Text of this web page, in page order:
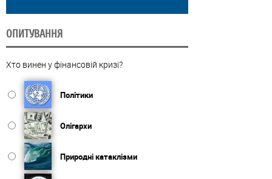
ОПИТУВАННЯ
Хто винен у фінансовій кризі?
Політики
Олігархи
Природні катаклізми